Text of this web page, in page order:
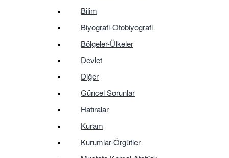
Bilim
Biyografi-Otobiyografi
Bölgeler-Ülkeler
Devlet
Diğer
Güncel Sorunlar
Hatıralar
Kuram
Kurumlar-Örgütler